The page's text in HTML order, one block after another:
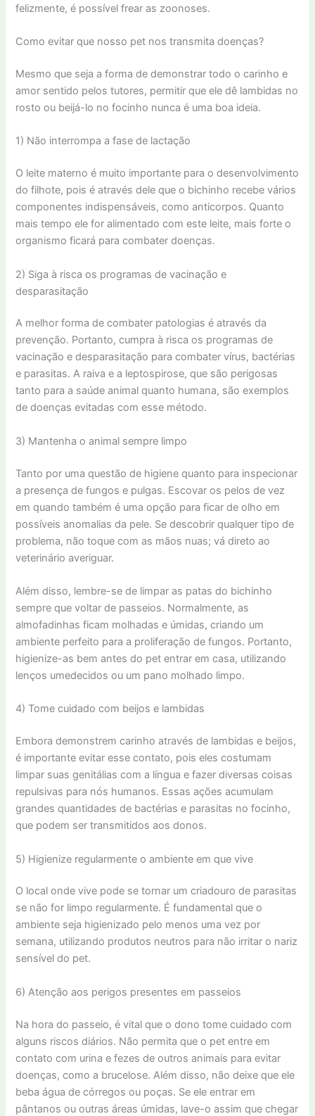
felizmente, é possível frear as zoonoses.
Como evitar que nosso pet nos transmita doenças?
Mesmo que seja a forma de demonstrar todo o carinho e
amor sentido pelos tutores, permitir que ele dê lambidas no
rosto ou beijá-lo no focinho nunca é uma boa ideia.
1) Não interrompa a fase de lactação
O leite materno é muito importante para o desenvolvimento
do filhote, pois é através dele que o bichinho recebe vários
componentes indispensáveis, como anticorpos. Quanto
mais tempo ele for alimentado com este leite, mais forte o
organismo ficará para combater doenças.
2) Siga à risca os programas de vacinação e
desparasitação
A melhor forma de combater patologias é através da
prevenção. Portanto, cumpra à risca os programas de
vacinação e desparasitação para combater vírus, bactérias
e parasitas. A raiva e a leptospirose, que são perigosas
tanto para a saúde animal quanto humana, são exemplos
de doenças evitadas com esse método.
3) Mantenha o animal sempre limpo
Tanto por uma questão de higiene quanto para inspecionar
a presença de fungos e pulgas. Escovar os pelos de vez
em quando também é uma opção para ficar de olho em
possíveis anomalias da pele. Se descobrir qualquer tipo de
problema, não toque com as mãos nuas; vá direto ao
veterinário averiguar.
Além disso, lembre-se de limpar as patas do bichinho
sempre que voltar de passeios. Normalmente, as
almofadinhas ficam molhadas e úmidas, criando um
ambiente perfeito para a proliferação de fungos. Portanto,
higienize-as bem antes do pet entrar em casa, utilizando
lenços umedecidos ou um pano molhado limpo.
4) Tome cuidado com beijos e lambidas
Embora demonstrem carinho através de lambidas e beijos,
é importante evitar esse contato, pois eles costumam
limpar suas genitálias com a língua e fazer diversas coisas
repulsivas para nós humanos. Essas ações acumulam
grandes quantidades de bactérias e parasitas no focinho,
que podem ser transmitidos aos donos.
5) Higienize regularmente o ambiente em que vive
O local onde vive pode se tornar um criadouro de parasitas
se não for limpo regularmente. É fundamental que o
ambiente seja higienizado pelo menos uma vez por
semana, utilizando produtos neutros para não irritar o nariz
sensível do pet.
6) Atenção aos perigos presentes em passeios
Na hora do passeio, é vital que o dono tome cuidado com
alguns riscos diários. Não permita que o pet entre em
contato com urina e fezes de outros animais para evitar
doenças, como a brucelose. Além disso, não deixe que ele
beba água de córregos ou poças. Se ele entrar em
pântanos ou outras áreas úmidas, lave-o assim que chegar